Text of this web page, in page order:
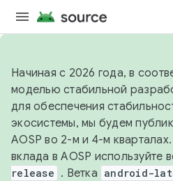
Начиная с 2026 года, в
моделью стабильной
для обеспечения
экосистемы, мы будем
AOSP во 2-м и 4-м
вклада в AOSP используйте
release . Ветка android-